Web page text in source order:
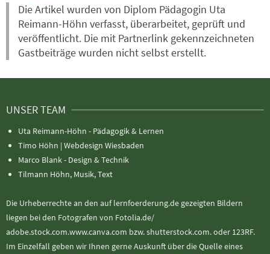
Die Artikel wurden von Diplom Pädagogin Uta
Reimann-Höhn verfasst, überarbeitet, geprüft und
veröffentlicht. Die mit Partnerlink gekennzeichneten
Gastbeiträge wurden nicht selbst erstellt.
UNSER TEAM
Uta Reimann-Höhn - Pädagogik & Lernen
Timo Höhn | Webdesign Wiesbaden
Marco Blank - Design & Technik
Tilmann Höhn, Musik, Text
Die Urheberrechte an den auf lernfoerderung.de gezeigten Bildern
liegen bei den Fotografen von Fotolia.de/
adobe.stock.com.www.canva.com bzw. shutterstock.com. oder 123RF.
Im Einzelfall geben wir Ihnen gerne Auskunft über die Quelle eines